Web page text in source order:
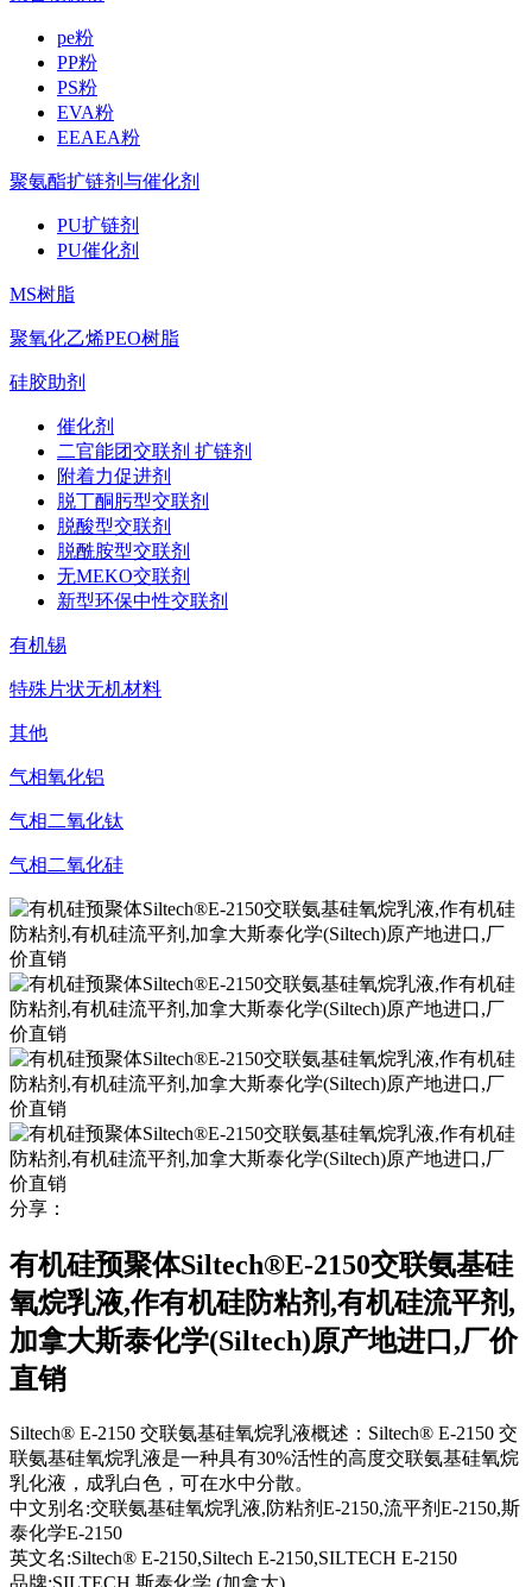
pe粉
PP粉
PS粉
EVA粉
EEAEA粉
聚氨酯扩链剂与催化剂
PU扩链剂
PU催化剂
MS树脂
聚氧化乙烯PEO树脂
硅胶助剂
催化剂
二官能团交联剂 扩链剂
附着力促进剂
脱丁酮肟型交联剂
脱酸型交联剂
脱酰胺型交联剂
无MEKO交联剂
新型环保中性交联剂
有机锡
特殊片状无机材料
其他
气相氧化铝
气相二氧化钛
气相二氧化硅
分享：
有机硅预聚体Siltech®E-2150交联氨基硅
氧烷乳液,作有机硅防粘剂,有机硅流平剂,
加拿大斯泰化学(Siltech)原产地进口,厂价
直销
Siltech® E-2150 交联氨基硅氧烷乳液概述：Siltech® E-2150 交
联氨基硅氧烷乳液是一种具有30%活性的高度交联氨基硅氧烷
乳化液，成乳白色，可在水中分散。
中文别名:交联氨基硅氧烷乳液,防粘剂E-2150,流平剂E-2150,斯
泰化学E-2150
英文名:Siltech® E-2150,Siltech E-2150,SILTECH E-2150
品牌:SILTECH 斯泰化学 (加拿大)